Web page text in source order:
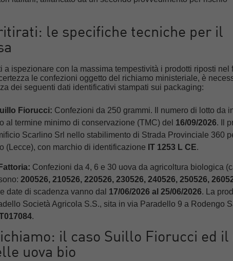
le specifiche tecniche per il
a ispezionare con la massima tempestività i prodotti riposti nel
le confezioni oggetto del richiamo ministeriale, è
dei seguenti dati identificativi stampati sui packaging:
Fiorucci: Confezioni da 250 grammi. Il numero di lotto da
al termine minimo di conservazione (TMC) del 16/09/2026. Il
Scarlino Srl nello stabilimento di Strada Provinciale 360
(Lecce), con marchio di identificazione IT 1253 L CE.
Confezioni da 4, 6 e 30 uova da agricoltura biologica
200526, 210526, 220526, 230526, 240526, 250526,
date di scadenza vanno dal 17/06/2026 al 25/06/2026. La
Società Agricola S.S., sita in via Paradello 9 a Rodengo
.
il caso Suillo Fiorucci ed il
uova bio